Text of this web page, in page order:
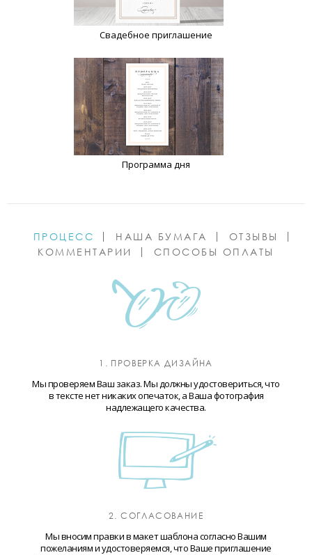
Свадебное приглашение
Программа дня
ПРОЦЕСС НАША БУМАГА
ОТЗЫВЫ
КОММЕНТАРИИ
СПОСОБЫ ОПЛАТЫ
1. ПРОВЕРКА ДИЗАЙНА
Мы проверяем Ваш заказ. Мы должны удостовериться, что
в тексте нет никаких опечаток, а Ваша фотография
надлежащего качества.
2. СОГЛАСОВАНИЕ
Мы вносим правки в макет шаблона согласно Вашим
пожеланиям и удостоверяемся, что Ваше приглашение